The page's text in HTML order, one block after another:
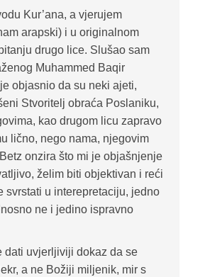
Kur’ana, a vjerujem
arapski) i u originalnom
drugo lice. Slušao sam
Muhammed Baqir
objasnio da su neki ajeti,
Stvoritelj obraća Poslaniku,
kao drugom licu zapravo
lično, nego nama, njegovim
onzira što mi je objašnjenje
želim biti objektivan i reći
svrstati u interepretaciju, jedno
ne i jedino ispravno
dati uvjerljiviji dokaz da se
a ne Božiji miljenik, mir s